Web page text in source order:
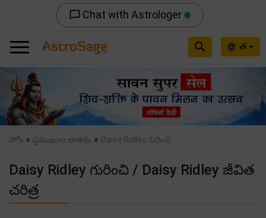
chat_bubble_outline Chat with Astrologer
language త
search
Previous
హోం » ప్రముఖుల జాతకం » Daisy Ridley గురించి
Daisy Ridley గురించి / Daisy Ridley జీవిత
చరిత్ర